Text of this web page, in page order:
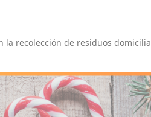
la recolección de residuos